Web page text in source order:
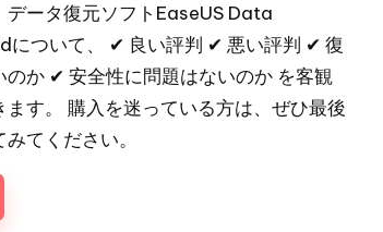
データ復元ソフトEaseUS Data
ついて、 ✔ 良い評判 ✔ 悪い評判 ✔ 復
のか ✔ 安全性に問題はないのか を客観
ます。 購入を迷っている方は、ぜひ最後
てください。